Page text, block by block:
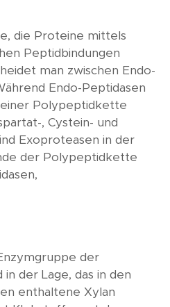
die Proteine mittels
Peptidbindungen
man zwischen Endo-
Endo-Peptidasen
Polypeptidkette
, Cystein- und
Exoproteasen in der
der Polypeptidkette
der
in der Lage, das in den
enthaltene Xylan